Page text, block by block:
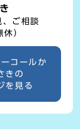
ご相談
）
コールか
きの
を見る